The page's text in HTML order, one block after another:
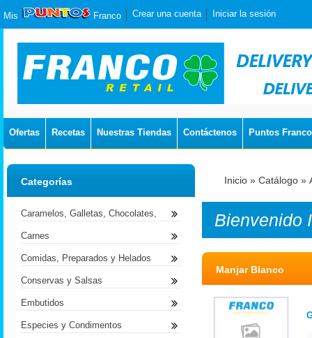
Mis Franco Crear una cuenta Iniciar la sesión
Ofertas Recetas Nuestras Tiendas Contáctenos Puntos Franco
Inicio » Catálogo »
Bienvenido
Manjar Blanco
Categorías
Caramelos, Galletas, Chocolates,
Carnes
Comidas, Preparados y Helados
Conservas y Salsas
Embutidos
Especies y Condimentos